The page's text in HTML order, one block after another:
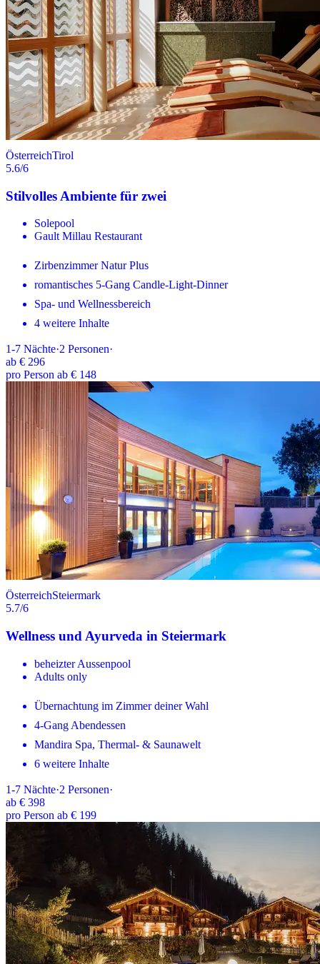
ÖsterreichTirol
5.6/6
Stilvolles Ambiente für zwei
Solepool
Gault Millau Restaurant
Zirbenzimmer Natur Plus
romantisches 5-Gang Candle-Light-Dinner
Spa- und Wellnessbereich
4 weitere Inhalte
1-7 Nächte·2 Personen·
ab € 296
pro Person ab € 148
ÖsterreichSteiermark
5.7/6
Wellness und Ayurveda in Steiermark
beheizter Aussenpool
Adults only
Übernachtung im Zimmer deiner Wahl
4-Gang Abendessen
Mandira Spa, Thermal- & Saunawelt
6 weitere Inhalte
1-7 Nächte·2 Personen·
ab € 398
pro Person ab € 199